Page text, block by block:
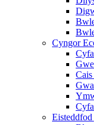
Cyngor